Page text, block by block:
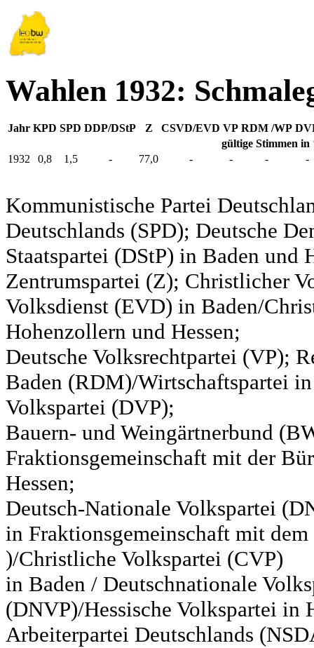
Wahlen 1932:
Jahr KPD SPD DDP/DStP Z CSVD/EVD VP RDM /WP
gültige Stimmen in
1932
0,8 1,5 - 77,0 - - - -
Kommunistische Partei
Deutschlands (SPD); Deutsche
Staatspartei (DStP) in Baden und
Zentrumspartei (Z); Christlicher
Volksdienst (EVD) in Baden/
Hohenzollern und Hessen;
Deutsche Volksrechtpartei (VP);
Baden (RDM)/Wirtschaftspartei
Volkspartei (DVP);
Bauern- und Weingärtnerbund
Fraktionsgemeinschaft mit der
Hessen;
Deutsch-Nationale Volkspartei
in Fraktionsgemeinschaft mit
)/Christliche Volkspartei (CVP)
in Baden / Deutschnationale
(DNVP)/Hessische Volkspartei in
Arbeiterpartei Deutschlands